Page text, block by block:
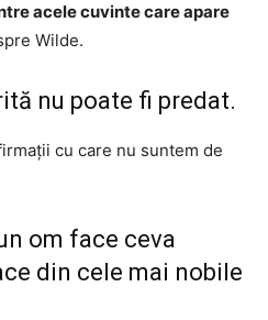
acele cuvinte care apare
Wilde.
nu poate fi predat.
cu care nu suntem de
om face ceva
din cele mai nobile